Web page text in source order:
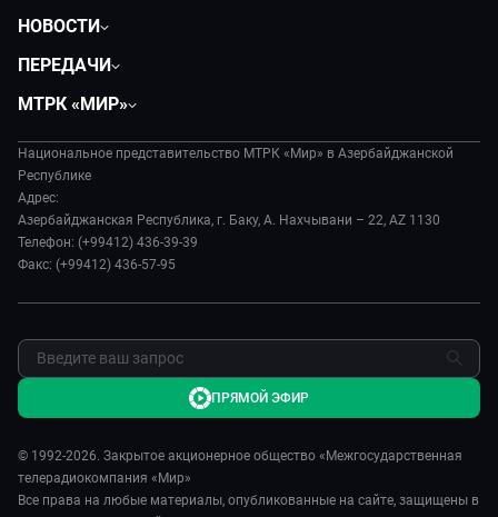
НОВОСТИ
Экономика
Происшествия
Наука и технологии
Культура
Спорт
ПЕРЕДАЧИ
Евразия. Культурно
Евразия. Регионы
Наши иностранцы
Пять причин поехать в...
Сделано в Содружестве
Я – волонтер
МТРК «МИР»
История
Руководство
Лица мира
Новости
Реклама
Обратная связь
Национальное представительство МТРК «Мир» в Азербайджанской
Республике
Адрес:
Азербайджанская Республика, г. Баку, А. Нахчывани – 22, AZ 1130
Телефон: (+99412) 436-39-39
Факс: (+99412) 436-57-95
© 1992-2026. Закрытое акционерное общество «Межгосударственная
телерадиокомпания «Мир»
Все права на любые материалы, опубликованные на сайте, защищены в
ПРЯМОЙ ЭФИР